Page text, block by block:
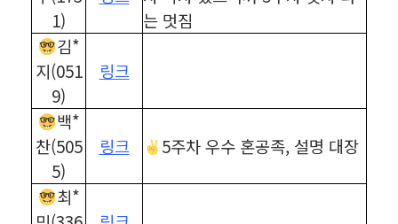
1)
는 멋짐
김*
지(051
9)
링크
백*
찬(505
5)
링크 5주차 우수 혼공족, 설명 대장
최*